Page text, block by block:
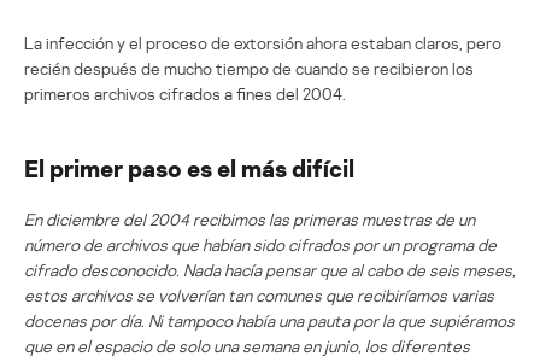
La infección y el proceso de extorsión ahora estaban claros, pero
recién después de mucho tiempo de cuando se recibieron los
primeros archivos cifrados a fines del 2004.
El primer paso es el más difícil
En diciembre del 2004 recibimos las primeras muestras de un
número de archivos que habían sido cifrados por un programa de
cifrado desconocido. Nada hacía pensar que al cabo de seis meses,
estos archivos se volverían tan comunes que recibiríamos varias
docenas por día. Ni tampoco había una pauta por la que supiéramos
que en el espacio de solo una semana en junio, los diferentes